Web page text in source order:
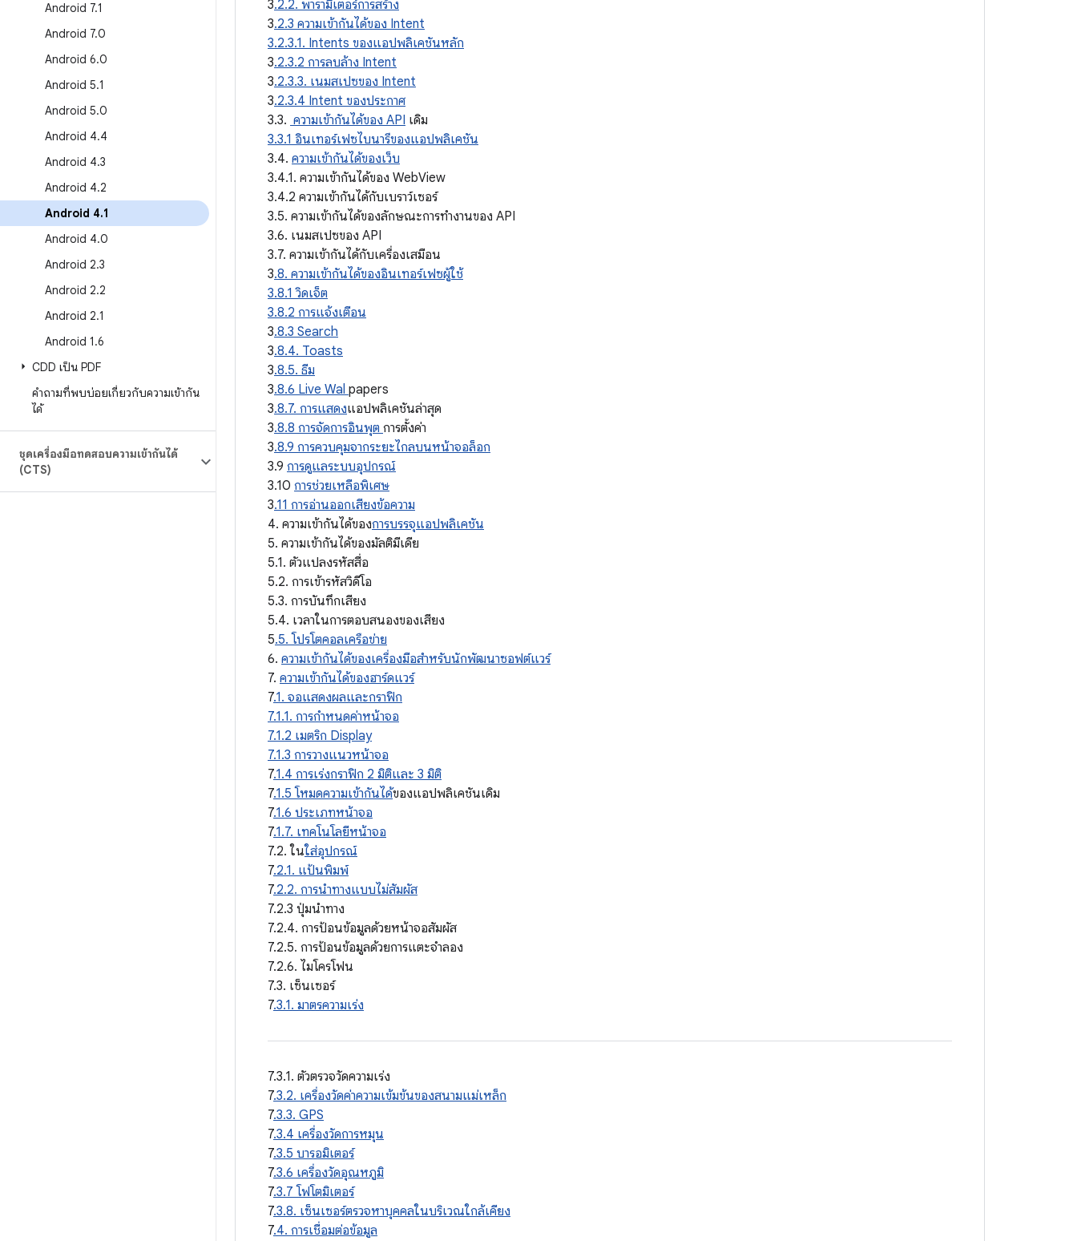
Android 7.1
Android 7.0
Android 6.0
Android 5.1
Android 5.0
Android 4.4
Android 4.3
Android 4.2
Android 4.1
Android 4.0
Android 2.3
Android 2.2
Android 2.1
Android 1.6
CDD เป็น PDF
คำถามที่พบบ่อยเกี่ยวกับความเข้ากัน
ได้
ชุดเครื่องมือทดสอบความเข้ากันได้
(CTS)
3.2.2. พารามิเตอร์การสร้าง
3.2.3 ความเข้ากันได้ของ Intent
3.2.3.1. Intents ของแอปพลิเคชันหลัก
3.2.3.2 การลบล้าง Intent
3.2.3.3. เนมสเปซของ Intent
3.2.3.4 Intent ของประกาศ
3.3. ความเข้ากันได้ของ API เดิม
3.3.1 อินเทอร์เฟซไบนารีของแอปพลิเคชัน
3.4. ความเข้ากันได้ของเว็บ
3.4.1. ความเข้ากันได้ของ WebView
3.4.2 ความเข้ากันได้กับเบราว์เซอร์
3.5. ความเข้ากันได้ของลักษณะการทํางานของ API
3.6. เนมสเปซของ API
3.7. ความเข้ากันได้กับเครื่องเสมือน
3.8. ความเข้ากันได้ของอินเทอร์เฟซผู้ใช้
3.8.1 วิดเจ็ต
3.8.2 การแจ้งเตือน
3.8.3 Search
3.8.4. Toasts
3.8.5. ธีม
3.8.6 Live Wal papers
3.8.7. การแสดงแอปพลิเคชันล่าสุด
3.8.8 การจัดการอินพุต การตั้งค่า
3.8.9 การควบคุมจากระยะไกลบนหน้าจอล็อก
3.9 การดูแลระบบอุปกรณ์
3.10 การช่วยเหลือพิเศษ
3.11 การอ่านออกเสียงข้อความ
4. ความเข้ากันได้ของการบรรจุแอปพลิเคชัน
5. ความเข้ากันได้ของมัลติมีเดีย
5.1. ตัวแปลงรหัสสื่อ
5.2. การเข้ารหัสวิดีโอ
5.3. การบันทึกเสียง
5.4. เวลาในการตอบสนองของเสียง
5.5. โปรโตคอลเครือข่าย
6. ความเข้ากันได้ของเครื่องมือสำหรับนักพัฒนาซอฟต์แวร์
7. ความเข้ากันได้ของฮาร์ดแวร์
7.1. จอแสดงผลและกราฟิก
7.1.1. การกําหนดค่าหน้าจอ
7.1.2 เมตริก Display
7.1.3 การวางแนวหน้าจอ
7.1.4 การเร่งกราฟิก 2 มิติและ 3 มิติ
7.1.5 โหมดความเข้ากันได้ของแอปพลิเคชันเดิม
7.1.6 ประเภทหน้าจอ
7.1.7. เทคโนโลยีหน้าจอ
7.2. ในใส่อุปกรณ์
7.2.1. แป้นพิมพ์
7.2.2. การนำทางแบบไม่สัมผัส
7.2.3 ปุ่มนำทาง
7.2.4. การป้อนข้อมูลด้วยหน้าจอสัมผัส
7.2.5. การป้อนข้อมูลด้วยการแตะจำลอง
7.2.6. ไมโครโฟน
7.3. เซ็นเซอร์
7.3.1. มาตรความเร่ง
7.3.1. ตัวตรวจวัดความเร่ง
7.3.2. เครื่องวัดค่าความเข้มข้นของสนามแม่เหล็ก
7.3.3. GPS
7.3.4 เครื่องวัดการหมุน
7.3.5 บารอมิเตอร์
7.3.6 เครื่องวัดอุณหภูมิ
7.3.7 โฟโตมิเตอร์
7.3.8. เซ็นเซอร์ตรวจหาบุคคลในบริเวณใกล้เคียง
7.4. การเชื่อมต่อข้อมูล